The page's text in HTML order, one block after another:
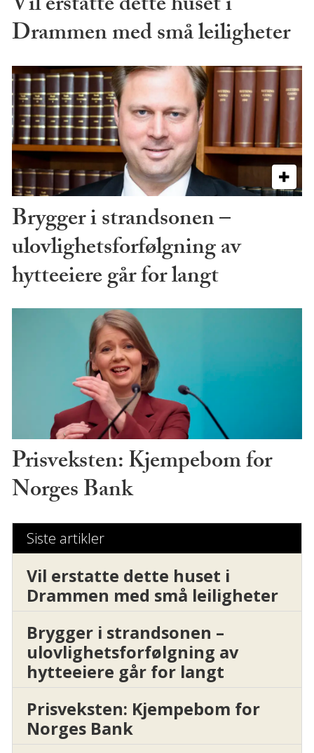
Drammen med små leiligheter
Brygger i strandsonen –
ulovlighetsforfølgning av
hytteeiere går for langt
Prisveksten: Kjempebom for
Norges Bank
Siste artikler
Vil erstatte dette huset i
Drammen med små leiligheter
Brygger i strandsonen –
ulovlighetsforfølgning av
hytteeiere går for langt
Prisveksten: Kjempebom for
Norges Bank